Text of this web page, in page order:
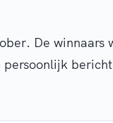
De winnaars